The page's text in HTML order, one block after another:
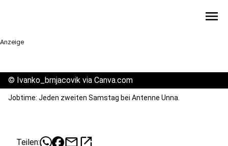
menu
Anzeige
© Ivanko_brnjacovik via Canva.com
Jobtime: Jeden zweiten Samstag bei Antenne Unna.
Teilen: mailopen_in_new